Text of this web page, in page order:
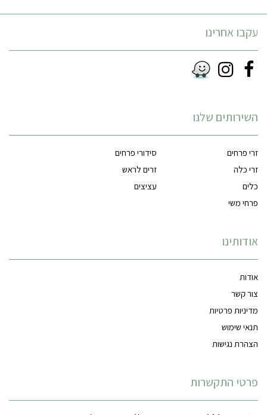
עקבו אחרינו
השירותים שלנו
זרי פרחים
סידורי פרחים
זרי כלה
זרים לראש
כלים
עציצים
פרחי משי
אודותינו
אודות
צור קשר
מדיניות פרטיות
תנאי שימוש
הצהרת נגישות
פרטי התקשרות